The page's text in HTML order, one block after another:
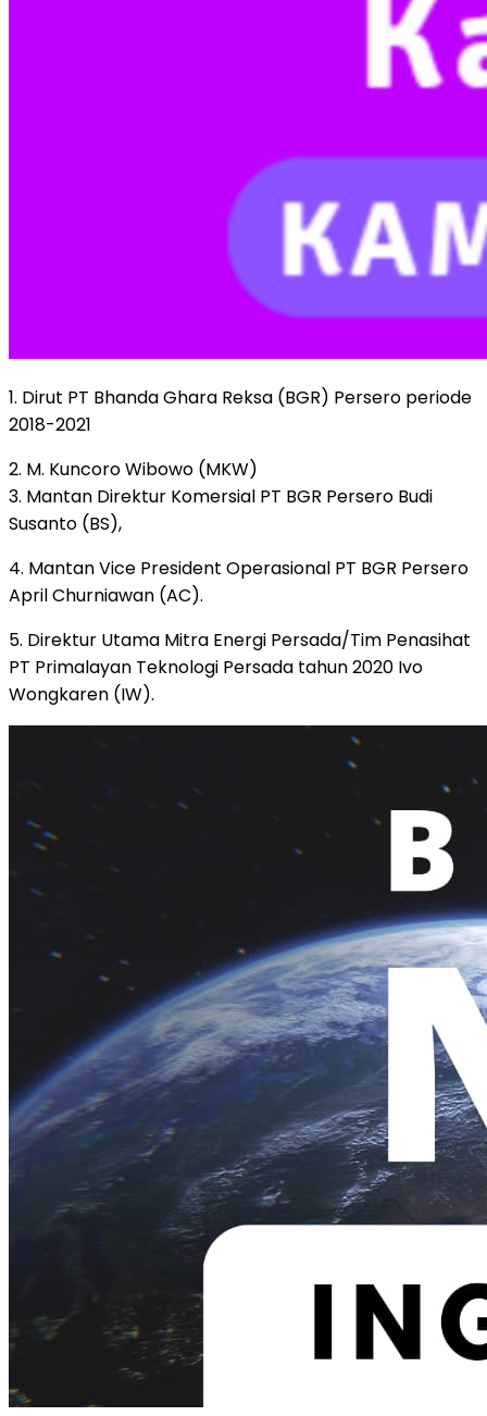
1. Dirut PT Bhanda Ghara Reksa (BGR) Persero periode
2018-2021
2. M. Kuncoro Wibowo (MKW)
3. Mantan Direktur Komersial PT BGR Persero Budi
Susanto (BS),
4. Mantan Vice President Operasional PT BGR Persero
April Churniawan (AC).
5. Direktur Utama Mitra Energi Persada/Tim Penasihat
PT Primalayan Teknologi Persada tahun 2020 Ivo
Wongkaren (IW).